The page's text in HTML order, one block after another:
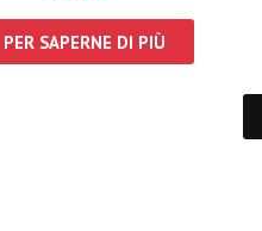
PER SAPERNE DI PIÙ